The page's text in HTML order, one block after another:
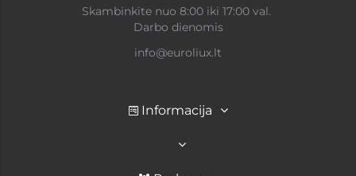
Skambinkite nuo 8:00 iki 17:00 val.
Darbo dienomis
info@euroliux.lt
Informacija